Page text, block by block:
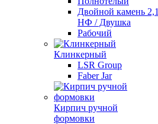
Двойной камень 2,1
НФ / Двушка
Рабочий
Клинкерный
LSR Group
Faber Jar
Кирпич ручной
формовки